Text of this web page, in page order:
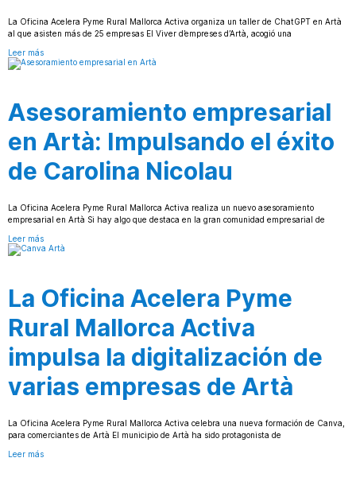
La Oficina Acelera Pyme Rural Mallorca Activa organiza un taller de ChatGPT en Artà
al que asisten más de 25 empresas El Viver d’empreses d’Artà, acogió una
Leer más
Asesoramiento empresarial
en Artà: Impulsando el éxito
de Carolina Nicolau
La Oficina Acelera Pyme Rural Mallorca Activa realiza un nuevo asesoramiento
empresarial en Artà Si hay algo que destaca en la gran comunidad empresarial de
Leer más
La Oficina Acelera Pyme
Rural Mallorca Activa
impulsa la digitalización de
varias empresas de Artà
La Oficina Acelera Pyme Rural Mallorca Activa celebra una nueva formación de Canva,
para comerciantes de Artà El municipio de Artà ha sido protagonista de
Leer más